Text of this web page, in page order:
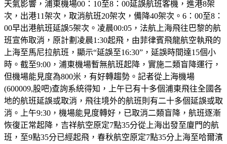
天氣影響，浦東機場00：10至8：00延誤航班客機，進港8架
次，出港11架次，取消航班20架次，備降40架次。6：00至8：
00早出港航班延誤5架次。凌晨00:05，法航上海飛往巴黎的航
班宣佈取消，原計劃凌晨1:30起飛，由菲律賓飛龍航空執飛的
上海至馬尼拉航班，顯示“延誤至16:30”，延誤時間達15個小
時。截至9:00，浦東機場暫無航班起降，實施二類盲降運行，
但機場能見度為800米，有好轉趨勢。記者從上海機場
(600009,股吧)查詢系統得知，上午已有十多個浦東飛往全國各
地的航班延誤或取消，飛往境外的航班則有二十多個延誤或取
消。上午9:30，機場能見度轉好，已取消二類盲降，航班逐漸
恢復正常起降，吉祥航空原定7點35分從上海出發至廈門的航
班，至9點35分已經起飛，春秋航空原定7點35分上海至哈爾濱